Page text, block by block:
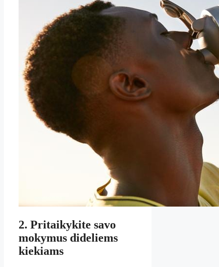
2. Pritaikykite savo
mokymus dideliems
kiekiams